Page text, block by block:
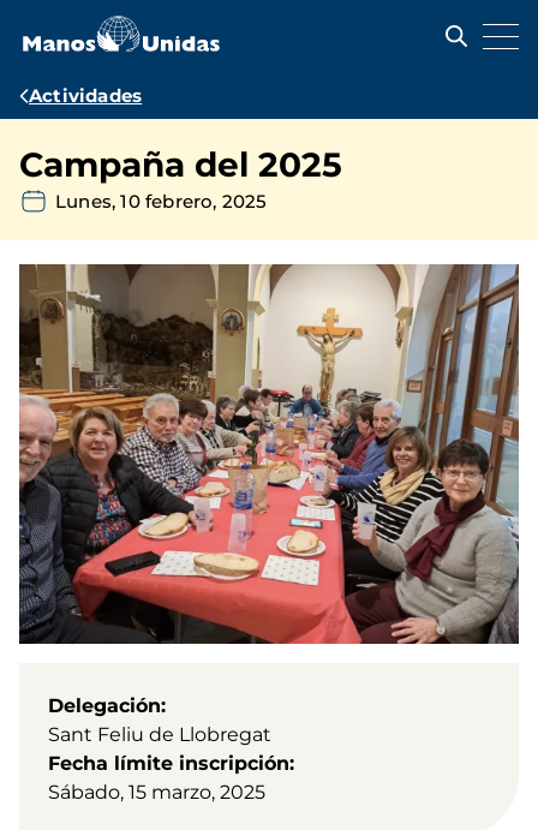
contenido
Ruta
navegación
Actividades
Campaña del 2025
Lunes, 10 febrero, 2025
Delegación
Sant Feliu de Llobregat
Fecha límite inscripción
Sábado, 15 marzo, 2025